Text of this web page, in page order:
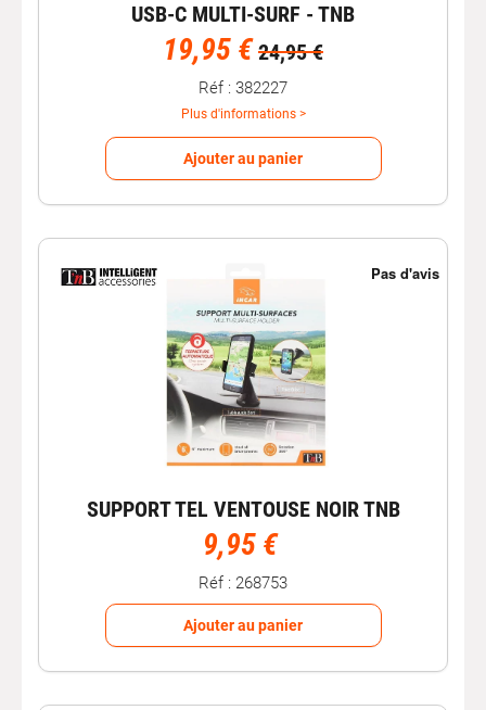
USB-C MULTI-SURF - TNB
19,95 € 24,95 €
Réf : 382227
Plus d'informations >
Ajouter au panier
SUPPORT TEL VENTOUSE NOIR TNB
9,95 €
Réf : 268753
Ajouter au panier